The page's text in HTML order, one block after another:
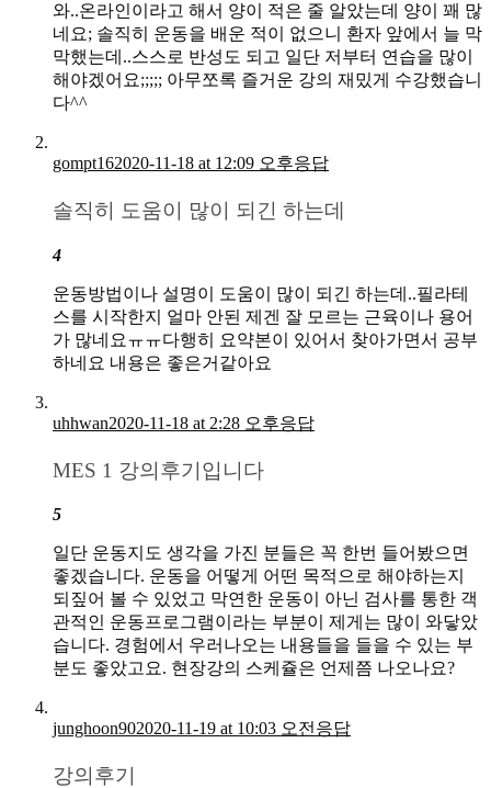
와..온라인이라고 해서 양이 적은 줄 알았는데 양이 꽤 많
네요; 솔직히 운동을 배운 적이 없으니 환자 앞에서 늘 막
막했는데..스스로 반성도 되고 일단 저부터 연습을 많이
해야겠어요;;;;; 아무쪼록 즐거운 강의 재밌게 수강했습니
다^^
gompt162020-11-18 at 12:09 오후응답
솔직히 도움이 많이 되긴 하는데
4
운동방법이나 설명이 도움이 많이 되긴 하는데..필라테
스를 시작한지 얼마 안된 제겐 잘 모르는 근육이나 용어
가 많네요ㅠㅠ다행히 요약본이 있어서 찾아가면서 공부
하네요 내용은 좋은거같아요
uhhwan2020-11-18 at 2:28 오후응답
MES 1 강의후기입니다
5
일단 운동지도 생각을 가진 분들은 꼭 한번 들어봤으면
좋겠습니다. 운동을 어떻게 어떤 목적으로 해야하는지
되짚어 볼 수 있었고 막연한 운동이 아닌 검사를 통한 객
관적인 운동프로그램이라는 부분이 제게는 많이 와닿았
습니다. 경험에서 우러나오는 내용들을 들을 수 있는 부
분도 좋았고요. 현장강의 스케쥴은 언제쯤 나오나요?
junghoon902020-11-19 at 10:03 오전 응답
강의후기